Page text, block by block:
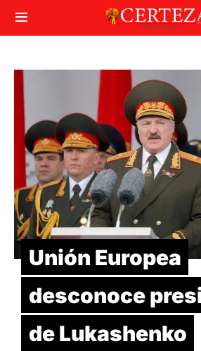
Unión Europea
desconoce
de Lukashenko